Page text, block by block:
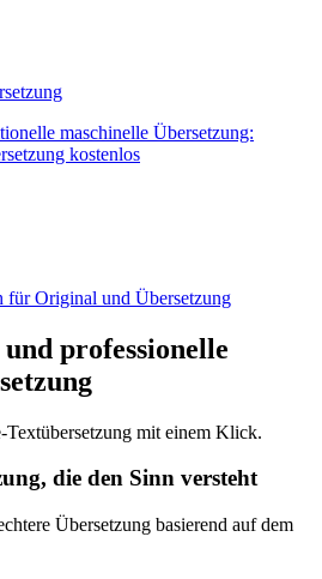
maschinelle Übersetzung:
kostenlos
für Original und Übersetzung
und professionelle
mit einem Klick.
die den Sinn versteht
Übersetzung basierend auf dem